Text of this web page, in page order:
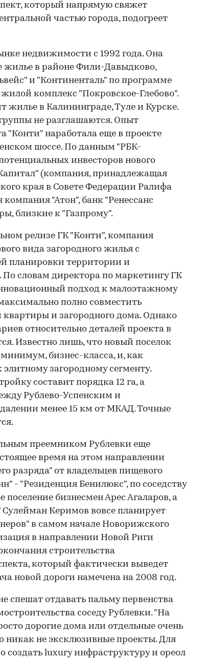
который напрямую свяжет
частью города, подогреет
недвижимости с 1992 года. Она
жилье в районе Фили-Давыдково,
и "Континенталь" по программе
комплекс "Покровское-Глебово".
жилье в Калининграде, Туле и Курске.
не разглашаются. Опыт
"Конти" наработала еще в проекте
шоссе. По данным "РБК-
инвесторов нового
(компания, принадлежащая
края в Совете Федерации Ралифа
"Атон", банк "Ренессанс
близкие к "Газпрому".
релизе ГК "Конти", компания
вида загородного жилья с
планировки территории и
словам директора по маркетингу ГК
подход к малоэтажному
полно совместить
и загородного дома. Однако
относительно деталей проекта в
Известно лишь, что новый поселок
бизнес-класса, и, как
загородному сегменту.
составит порядка 12 га, а
Рублево-Успенским и
менее 15 км от МКАД. Точные
преемником Рублевки еще
время на этом направлении
разряда" от владельцев пищевого
- "Резиденция Бенилюкс", по соседству
поселение бизнесмен Арес Агаларов, а
Керимов вовсе планирует
в самом начале Новорижского
в направлении Новой Риги
строительства
который фактически выведет
новой дороги намечена на 2008 год.
спешат отдавать пальму первенства
соседу Рублевки. "На
дорогие дома или отдельные очень
никак не эксклюзивные проекты. Для
создать luxury инфраструктуру и ореол